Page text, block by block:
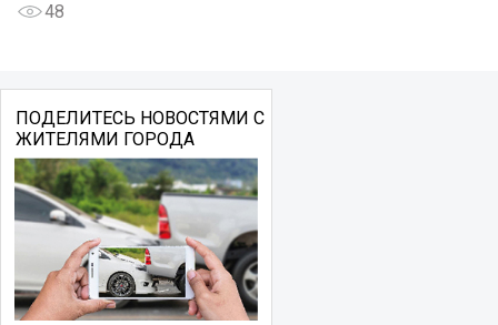
48
ПОДЕЛИТЕСЬ НОВОСТЯМИ С
ЖИТЕЛЯМИ ГОРОДА